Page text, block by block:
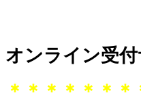
オンライン受
＊＊＊＊＊＊